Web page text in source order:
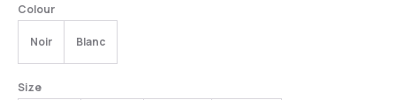
Colour
Noir Blanc
Size